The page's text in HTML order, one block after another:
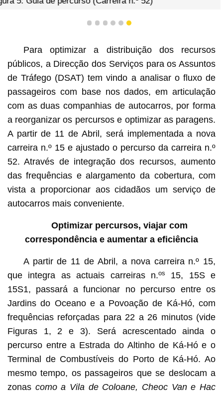
1 2 3 4 5 6
Para optimizar a distribuição dos recursos
públicos, a Direcção dos Serviços para os Assuntos
de Tráfego (DSAT) tem vindo a analisar o fluxo de
passageiros com base nos dados, em articulação
com as duas companhias de autocarros, por forma
a reorganizar os percursos e optimizar as paragens.
A partir de 11 de Abril, será implementada a nova
carreira n.º 15 e ajustado o percurso da carreira n.º
52. Através de integração dos recursos, aumento
das frequências e alargamento da cobertura, com
vista a proporcionar aos cidadãos um serviço de
autocarros mais conveniente.
Optimizar percursos, viajar com
correspondência e aumentar a eficiência
A partir de 11 de Abril, a nova carreira n.º 15,
que integra as actuais carreiras n.os
15, 15S e
15S1, passará a funcionar no percurso entre os
Jardins do Oceano e a Povoação de Ká-Hó, com
frequências reforçadas para 22 a 26 minutos (vide
Figuras 1, 2 e 3). Será acrescentado ainda o
percurso entre a Estrada do Altinho de Ká-Hó e o
Terminal de Combustíveis do Porto de Ká-Hó. Ao
mesmo tempo, os passageiros que se deslocam a
zonascomo a Vila de Coloane, Cheoc Van e Hac